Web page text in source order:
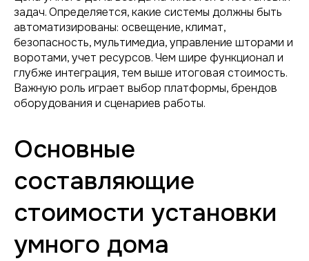
задач. Определяется, какие системы должны быть
автоматизированы: освещение, климат,
безопасность, мультимедиа, управление шторами и
воротами, учет ресурсов. Чем шире функционал и
глубже интеграция, тем выше итоговая стоимость.
Важную роль играет выбор платформы, брендов
оборудования и сценариев работы.
Основные
составляющие
стоимости установки
умного дома